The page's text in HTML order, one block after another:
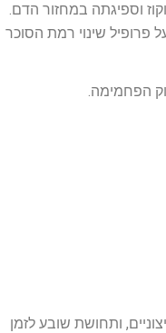
וספיגתה במחזור הדם.
פרופיל שינוי רמת הסוכר
הפחמימה.
ותחושת שובע לזמן